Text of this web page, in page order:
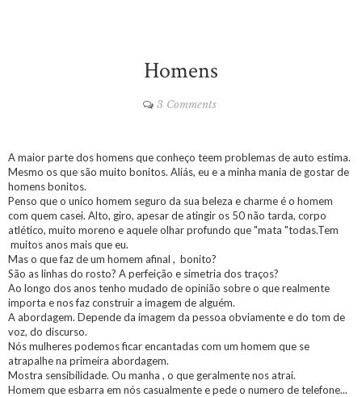
Homens
3 Comments
A maior parte dos homens que conheço teem problemas de auto estima.
Mesmo os que são muito bonitos. Aliás, eu e a minha mania de gostar de
homens bonitos.
Penso que o unico homem seguro da sua beleza e charme é o homem
com quem casei. Alto, giro, apesar de atingir os 50 não tarda, corpo
atlético, muito moreno e aquele olhar profundo que "mata "todas.Tem
muitos anos mais que eu.
Mas o que faz de um homem afinal , bonito?
São as linhas do rosto? A perfeição e simetria dos traços?
Ao longo dos anos tenho mudado de opinião sobre o que realmente
importa e nos faz construir a imagem de alguém.
A abordagem. Depende da imagem da pessoa obviamente e do tom de
voz, do discurso.
Nós mulheres podemos ficar encantadas com um homem que se
atrapalhe na primeira abordagem.
Mostra sensibilidade. Ou manha , o que geralmente nos atrai.
Homem que esbarra em nós casualmente e pede o numero de telefone...